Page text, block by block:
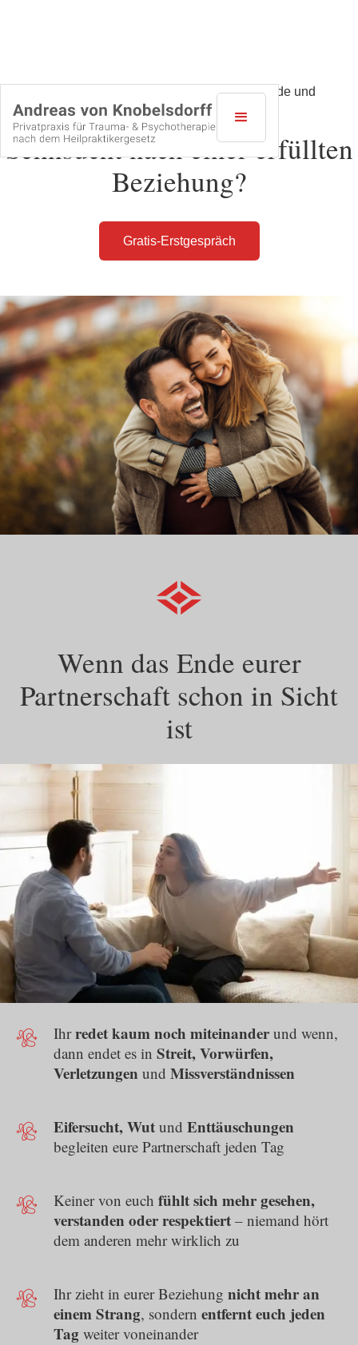
Paartherapie bei Stuttgart für eine nährende und
lebendige Partnerschaft
Sehnsucht nach einer erfüllten
Beziehung?
Gratis-Erstgespräch
Wenn das Ende eurer
Partnerschaft schon in Sicht
ist
Ihrredet kaum noch miteinander und wenn,
dann endet es in Streit, Vorwürfen,
Verletzungen und Missverständnissen
Eifersucht, Wut und Enttäuschungen
begleiten eure Partnerschaft jeden Tag
Keiner von euch fühlt sich mehr gesehen,
verstanden oderrespektiert – niemand hört
dem anderen mehr wirklich zu
Ihr zieht in eurer Beziehung nicht mehr an
einem Strang, sondern entfernt euch jeden
Tag weiter voneinander